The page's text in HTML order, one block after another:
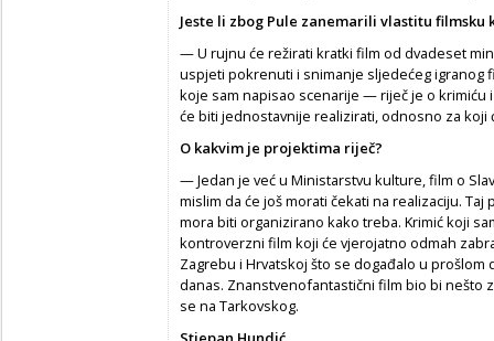
Jeste li zbog Pule zanemarili vlastitu
— U rujnu će režirati kratki film od dvadeset
uspjeti pokrenuti i snimanje sljedećeg igranog
koje sam napisao scenarije — riječ je o krimiću
će biti jednostavnije realizirati, odnosno za koji
O kakvim je projektima riječ?
— Jedan je već u Ministarstvu kulture, film o
mislim da će još morati čekati na realizaciju.
mora biti organizirano kako treba. Krimić koji
kontroverzni film koji će vjerojatno odmah
Zagrebu i Hrvatskoj što se događalo u
danas. Znanstvenofantastični film bio bi nešto
se na Tarkovskog.